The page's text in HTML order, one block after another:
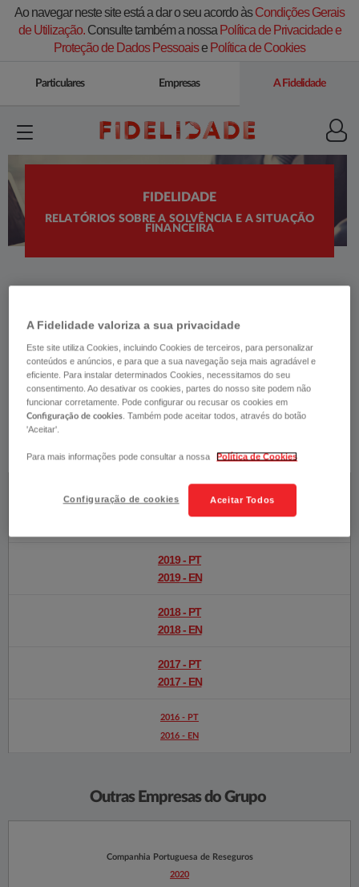
Ao navegar neste site está a dar o seu acordo àsCondições Gerais
de Utilização.Consulte também a nossa Política de Privacidade e
Proteção de Dados Pessoaise Política de Cookies
Particulares Empresas A Fidelidade
FIDELIDADE
RELATÓRIOS SOBRE A SOLVÊNCIA E A SITUAÇÃO
FINANCEIRA
RELATÓRIOS SOBRE A SOLVÊNCIA
E A SITUAÇÃO FINANCEIRA
2020 - PT​
2020 - PT Errata​
2019 - PT​
2019- EN​
​2018 - PT
2018 - EN​
2017 - PT​
2017 - EN​
2016​ - PT​
2016 - EN
Outras Empresas do Grupo
Companhia Portuguesa de Reseguros
2020​​​
A Fidelidade valoriza a sua privacidade
Este site utiliza Cookies, incluindo Cookies de terceiros, para personalizar
conteúdos e anúncios, e para que a sua navegação seja mais agradável e
eficiente. Para instalar determinados Cookies, necessitamos do seu
consentimento. Ao desativar os cookies, partes do nosso site podem não
funcionar corretamente. Pode configurar ou recusar os cookies em
Configuração de cookies . Também pode aceitar todos, através do botão
'Aceitar'.
Para mais informações pode consultar a nossa Política de Cookies
Aceitar Todos
Configuração de cookies